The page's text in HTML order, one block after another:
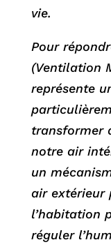
vie.
Pour
(Ventilation
représente
transformer
notre air
un
air extérieur
l’habitation
réguler